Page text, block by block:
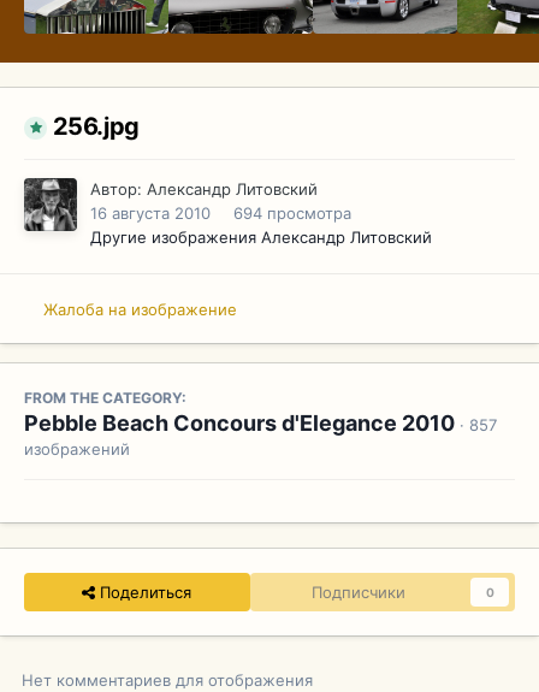
256.jpg
Автор: Александр Литовский
16 августа 2010
694 просмотра
Другие изображения Александр Литовский
Жалоба на изображение
FROM THE CATEGORY:
Pebble Beach Concours d'Elegance 2010 · 857
изображений
Поделиться Подписчики 0
Нет комментариев для отображения